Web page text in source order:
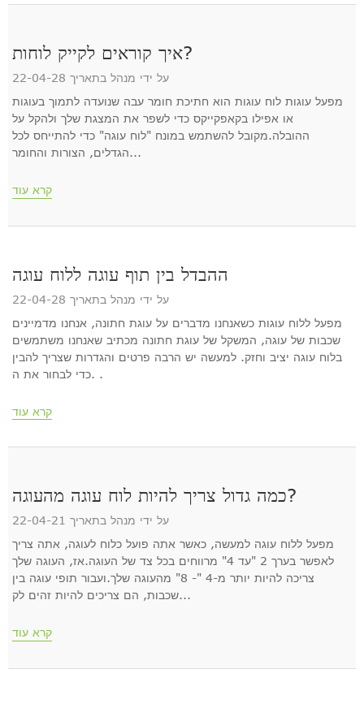
איך קוראים לקייק לוחות?
על ידי מנהל בתאריך 22-04-28
מפעל עוגות לוח עוגות הוא חתיכת חומר עבה שנועדה לתמוך בעוגות
או אפילו בקאפקייקס כדי לשפר את המצגת שלך ולהקל על
ההובלה.מקובל להשתמש במונח "לוח עוגה" כדי להתייחס לכל
הגדלים, הצורות והחומר...
קרא עוד
ההבדל בין תוף עוגה ללוח עוגה
על ידי מנהל בתאריך 22-04-28
מפעל ללוח עוגות כשאנחנו מדברים על עוגת חתונה, אנחנו מדמיינים
שכבות של עוגה, המשקל של עוגת חתונה מכתיב שאנחנו משתמשים
בלוח עוגה יציב וחזק. למעשה יש הרבה פרטים והגדרות שצריך להבין
כדי לבחור את ה. .
קרא עוד
כמה גדול צריך להיות לוח עוגה מהעוגה?
על ידי מנהל בתאריך 22-04-21
מפעל ללוח עוגה למעשה, כאשר אתה פועל כלוח לעוגה, אתה צריך
לאפשר בערך 2 "עד 4" מרווחים בכל צד של העוגה.אז, העוגה שלך
צריכה להיות יותר מ-4 "- 8" מהעוגה שלך.ועבור תופי עוגה בין
שכבות, הם צריכים להיות זהים לק...
קרא עוד